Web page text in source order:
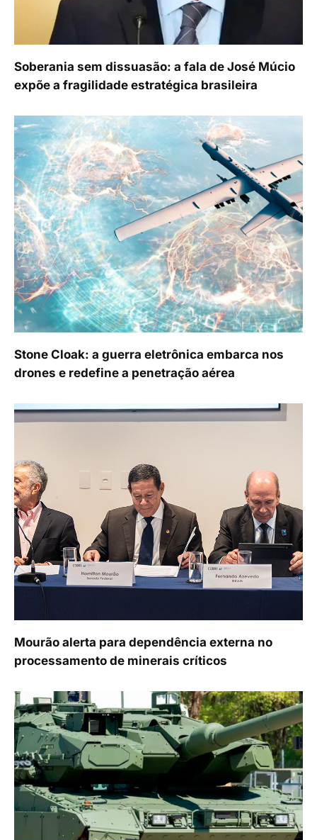
Soberania sem dissuasão: a fala de José Múcio
expõe a fragilidade estratégica brasileira
Stone Cloak: a guerra eletrônica embarca nos
drones e redefine a penetração aérea
Mourão alerta para dependência externa no
processamento de minerais críticos